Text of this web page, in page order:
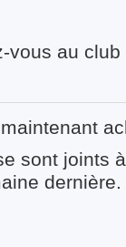
vous au
sont joints
dernière.